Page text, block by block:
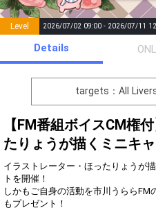
Level 2026/07/02 09:00 - 2026/07/11
Points List
0 Event Begins!
オリジナル
得！
Gifting
Throw gifts to the stage and join
the live performance.
First, try throwing free Stars
(once a day)! You can also charge
Details
targets：All
【FM番組ボイスCM権
たりょうが描くミニキ
イラストレーター・ほったりょうが
トを開催！
しかもご自身の活動を市川うららFM
もプレゼント！